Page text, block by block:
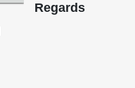
Regards